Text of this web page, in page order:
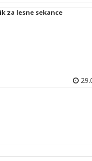
hm-8 400 - Sekalnik za lesne sekance